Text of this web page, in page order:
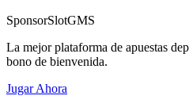
SponsorSlotGMS
La mejor plataforma de apuestas
bono de bienvenida.
Jugar Ahora